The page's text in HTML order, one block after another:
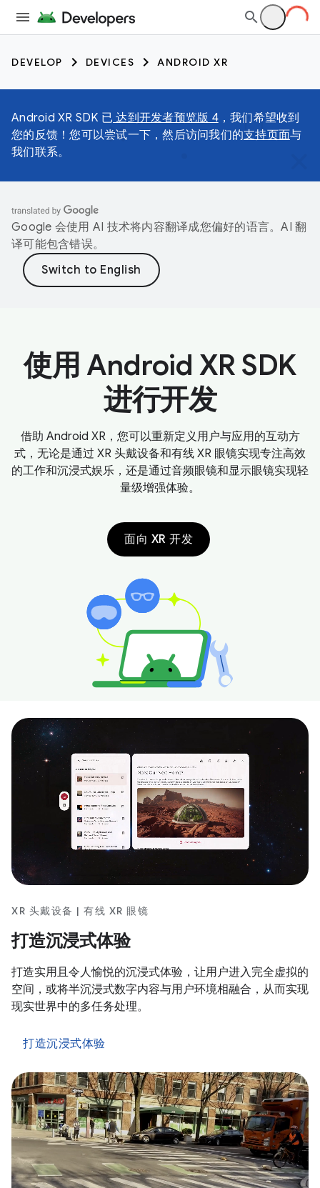
DEVELOP DEVICES ANDROID XR
Android XR SDK 已 达到开发者预览版 4，我们希望收到
您的反馈！您可以尝试一下，然后访问我们的支持页面与
我们联系。
Google 会使用 AI 技术将内容翻译成您偏好的语言。AI 翻
译可能包含错误。
使用 Android XR SDK
进行开发
借助 Android XR，您可以重新定义用户与应用的互动方
式，无论是通过 XR 头戴设备和有线 XR 眼镜实现专注高效
的工作和沉浸式娱乐，还是通过音频眼镜和显示眼镜实现轻
量级增强体验。
面向 XR 开发
XR 头戴设备 | 有线 XR 眼镜
打造沉浸式体验
打造实用且令人愉悦的沉浸式体验，让用户进入完全虚拟的
空间，或将半沉浸式数字内容与用户环境相融合，从而实现
现实世界中的多任务处理。
打造沉浸式体验